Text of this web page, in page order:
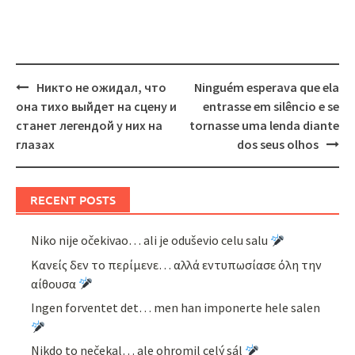
Post
navigation
Никто не ожидал, что
она тихо выйдет на сцену и
станет легендой у них на
глазах
Ninguém esperava que ela
entrasse em silêncio e se
tornasse uma lenda diante
dos seus olhos
RECENT POSTS
Niko nije očekivao… ali je oduševio celu salu
Κανείς δεν το περίμενε… αλλά εντυπωσίασε όλη την
αίθουσα
Ingen forventet det… men han imponerte hele salen
Nikdo to nečekal… ale ohromil celý sál